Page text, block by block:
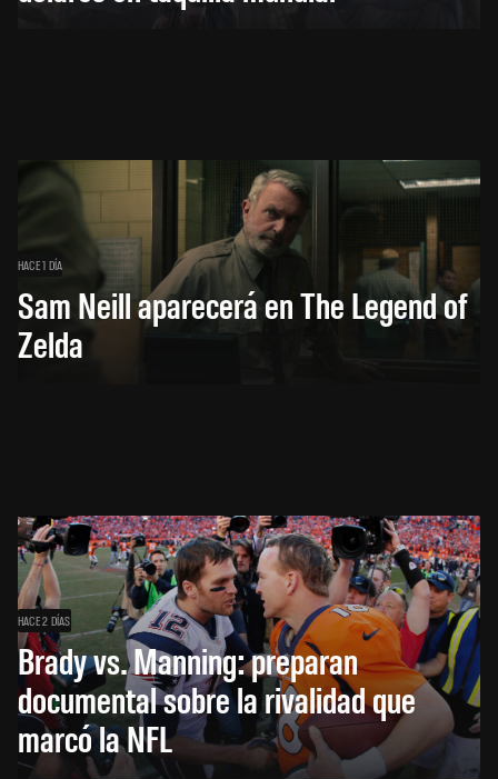
HACE 1 DÍA
Sam Neill aparecerá en The Legend of
Zelda
HACE 2 DÍAS
Brady vs. Manning: preparan
documental sobre la rivalidad que
marcó la NFL